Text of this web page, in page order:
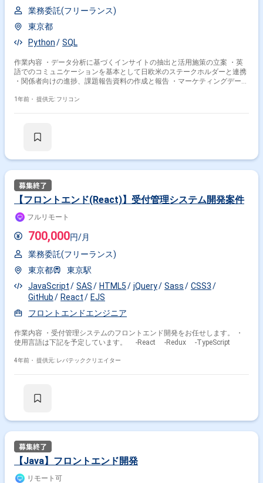
業務委託(フリーランス)
東京都
Python
SQL
作業内容 ・データ分析に基づくインサイトの抽出と活用施策の立案 ・英
語でのコミュニケーションを基本として日欧米のステークホルダーと連携
・関係者向けの進捗、課題報告資料の作成と報告 ・マーケティングデータ
など
1年前・ 提供元: フリコン
【フロントエンド(React)】受付管理システム開発案件
フルリモート
700,000円/月
業務委託(フリーランス)
東京都
東京駅
JavaScript
SAS HTML5 jQuery Sass
CSS3
GitHub
React
EJS
フロントエンドエンジニア
作業内容 ・受付管理システムのフロントエンド開発をお任せします。 ・
使用言語は下記を予定しています。 -React -Redux -TypeScript
4年前・ 提供元: レバテッククリエイター
【Java】フロントエンド開発
リモート可